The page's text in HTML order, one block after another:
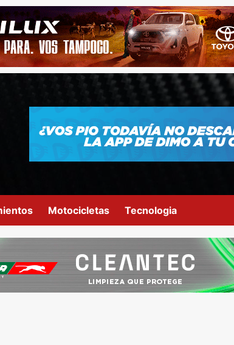
Motocicletas Tecnologia